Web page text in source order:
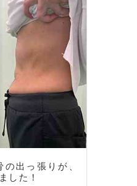
出っ張りが、
した！